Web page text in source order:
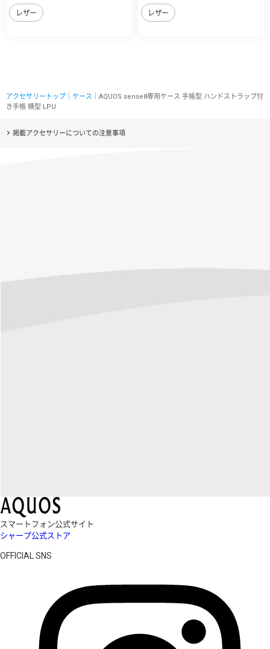
レザー レザー
アクセサリートップ ケース ｜AQUOS sense8専用ケース 手帳型 ハンドストラップ付
き手帳 横型 LPU
掲載アクセサリーについての注意事項
スマートフォン公式サイト
シャープ公式ストア
OFFICIAL SNS